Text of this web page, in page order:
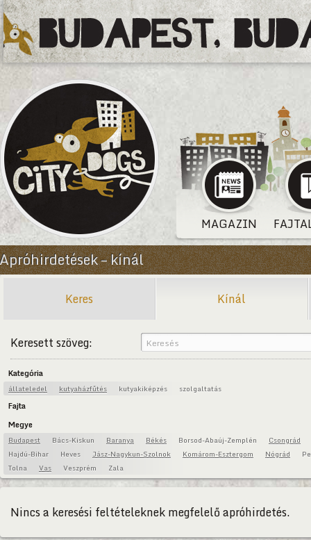
MAGAZIN
Apróhirdetések – kínál
Keres Kínál
Keresett szöveg:
Kategória
állateledel kutyaházfűtés kutyakiképzés szolgaltatás
Fajta
Megye
Budapest Bács-Kiskun Baranya Békés Borsod-Abaúj-Zemplén
Csongrád
Hajdú-Bihar
Heves Jász-Nagykun-Szolnok Komárom-Esztergom Nógrád
Tolna
Vas Veszprém Zala
Nincs a keresési feltételeknek megfelelő apróhirdetés.